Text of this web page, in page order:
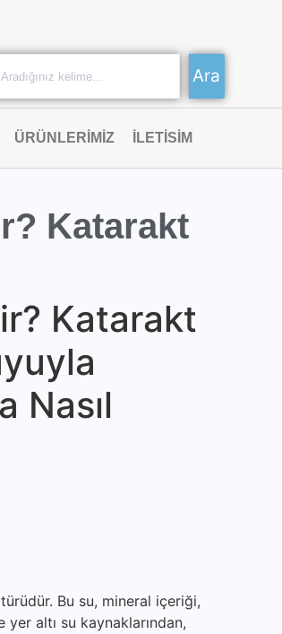
Ara
ÜRÜNLERIMIZ ILETISIM
Katarakt
Katarakt
Nasıl
Bu su, mineral içeriği,
altı su kaynaklarından,